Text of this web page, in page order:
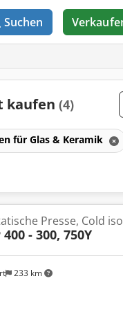
Suchen
kaufen (4)
für Glas & Keramik
233 km
Presse, Cold
400 - 300, 750Y